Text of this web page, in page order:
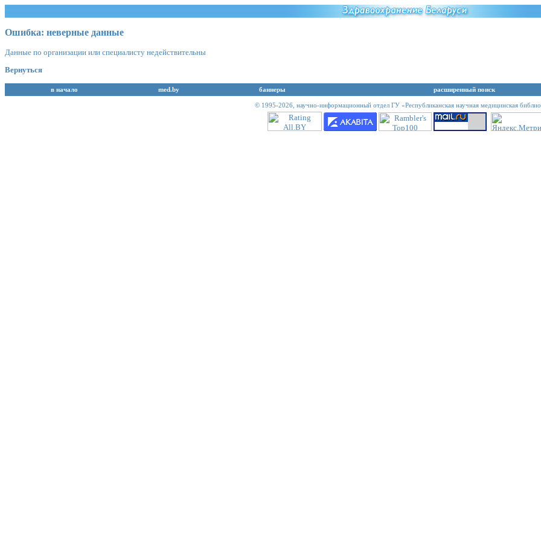
Ошибка: неверные данные
Данные по организации или специалисту недействительны
Вернуться
в начало med.by баннеры расширенный поиск
© 1995-2026, научно-информационный отдел ГУ «Республиканская научная медицинская